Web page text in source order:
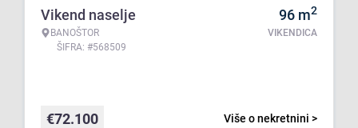
Vikend naselje
BANOŠTOR
ŠIFRA: #568509
96 m2
VIKENDICA
Više o nekretnini >
€72.100